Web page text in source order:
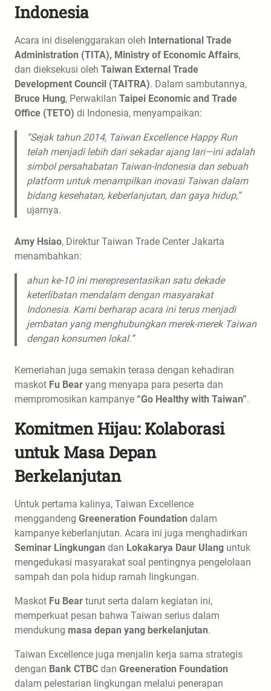
Indonesia
Acara ini diselenggarakan oleh International Trade
Administration (TITA), Ministry of Economic Affairs,
dan dieksekusi oleh Taiwan External Trade
Development Council (TAITRA). Dalam sambutannya,
Bruce Hung, Perwakilan Taipei Economic and Trade
Office (TETO) di Indonesia, menyampaikan:
“Sejak tahun 2014, Taiwan Excellence Happy Run
telah menjadi lebih dari sekadar ajang lari—ini adalah
simbol persahabatan Taiwan-Indonesia dan sebuah
platform untuk menampilkan inovasi Taiwan dalam
bidang kesehatan, keberlanjutan, dan gaya hidup,”
ujarnya.
Amy Hsiao, Direktur Taiwan Trade Center Jakarta
menambahkan:
ahun ke-10 ini merepresentasikan satu dekade
keterlibatan mendalam dengan masyarakat
Indonesia. Kami berharap acara ini terus menjadi
jembatan yang menghubungkan merek-merek Taiwan
dengan konsumen lokal.”
Kemeriahan juga semakin terasa dengan kehadiran
maskot Fu Bear yang menyapa para peserta dan
mempromosikan kampanye “Go Healthy with Taiwan”.
Komitmen Hijau: Kolaborasi
untuk Masa Depan
Berkelanjutan
Untuk pertama kalinya, Taiwan Excellence
menggandeng Greeneration Foundation dalam
kampanye keberlanjutan. Acara ini juga menghadirkan
Seminar Lingkungan dan Lokakarya Daur Ulang untuk
mengedukasi masyarakat soal pentingnya pengelolaan
sampah dan pola hidup ramah lingkungan.
Maskot Fu Bear turut serta dalam kegiatan ini,
memperkuat pesan bahwa Taiwan serius dalam
mendukung masa depan yang berkelanjutan.
Taiwan Excellence juga menjalin kerja sama strategis
dengan Bank CTBC dan Greeneration Foundation
dalam pelestarian lingkungan melalui penerapan